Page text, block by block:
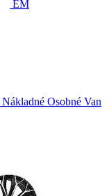
EM
Nákladné Osobné Van